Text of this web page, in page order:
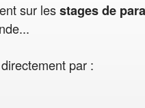
sur lesstages de
par :